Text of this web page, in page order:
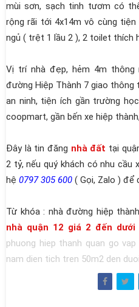
mùi sơn, sạch tinh tươm có
rộng rãi tới 4x14m vô cùng
ngủ ( trệt 1 lầu 2 ), 2 toilet thích
Vị trí nhà đẹp, hẻm 4m thông
đường Hiệp Thành 7 giao thông
an ninh, tiện ích gần trường
coopmart, gần bến xe hiệp
Đây là tin đăng nhà đất tại
2 tỷ, nếu quý khách có nhu cầu
hệ 0797 305 600 ( Gọi, Zalo )
Từ khóa : nhà đường hiệp
nhà quận 12 giá 2 đến
phuong hiep thanh quan go
nam dien tich tren 50m2 den